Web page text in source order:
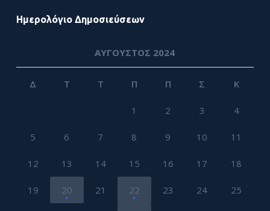
Ημερολόγιο Δημοσιεύσεων
ΑΎΓΟΥΣΤΟΣ 2024
Δ Τ Τ Π Π Σ Κ
1 2 3 4
5 6 7 8 9 10 11
12 13 14 15 16 17 18
19 20 21 22 23 24 25